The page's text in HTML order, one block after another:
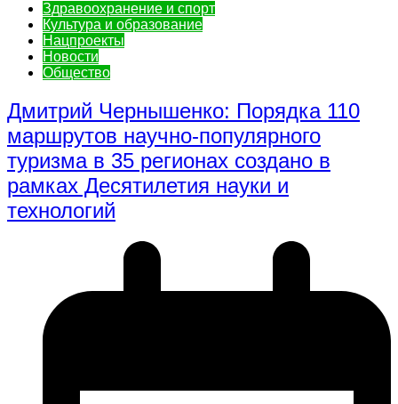
Здравоохранение и спорт
Культура и образование
Нацпроекты
Новости
Общество
Дмитрий Чернышенко: Порядка 110
маршрутов научно-популярного
туризма в 35 регионах создано в
рамках Десятилетия науки и
технологий